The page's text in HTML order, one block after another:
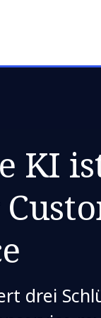
KI
drei